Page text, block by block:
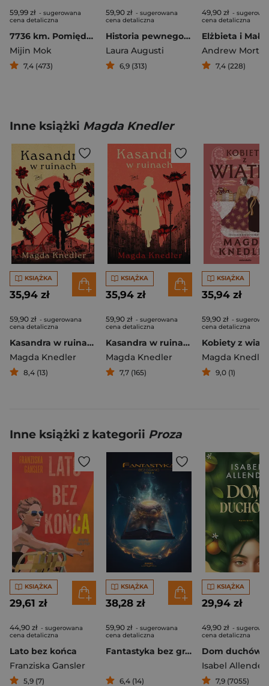
59,99 zł - sugerowana
cena detaliczna
7736 km. Pomiędzy Koreą Południową a Polską
Mijin Mok
7,4 (473)
59,90 zł - sugerowana
cena detaliczna
Historia pewnego kota
Laura Augusti
6,9 (313)
49,90 zł -
cena detaliczna
Andrew
7,4 (228)
Inne książki Magda Knedler
KSIĄŻKA
35,94 zł
59,90 zł - sugerowana
cena detaliczna
Kasandra w ruinach. Tom 2
Magda Knedler
8,4 (13)
KSIĄŻKA
35,94 zł
59,90 zł - sugerowana
cena detaliczna
Kasandra w ruinach Tom 1
Magda Knedler
7,7 (165)
KSIĄŻKA
35,94 zł
59,90 zł -
cena detaliczna
Magda Knedler
9,0 (1)
Inne książki z kategorii Proza
KSIĄŻKA
29,61 zł
44,90 zł - sugerowana
cena detaliczna
Lato bez końca
Franziska Gansler
5,9 (7)
KSIĄŻKA
38,28 zł
59,90 zł - sugerowana
cena detaliczna
Fantastyka bez granic. Tom 2
6,4 (14)
KSIĄŻKA
29,94 zł
49,90 zł -
cena detaliczna
Dom duchów
Isabel Allende
7,9 (7055)